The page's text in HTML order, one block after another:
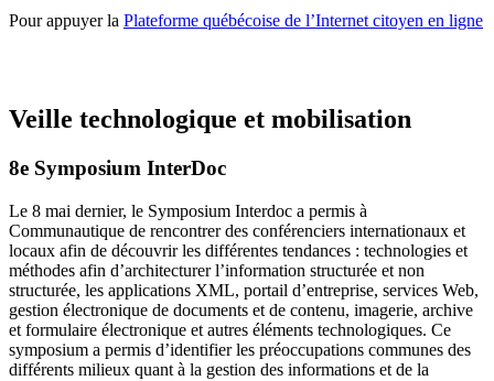
Pour appuyer la Plateforme québécoise de l’Internet citoyen en ligne
Veille technologique et mobilisation
8e Symposium InterDoc
Le 8 mai dernier, le Symposium Interdoc a permis à
Communautique de rencontrer des conférenciers internationaux et
locaux afin de découvrir les différentes tendances : technologies et
méthodes afin d’architecturer l’information structurée et non
structurée, les applications XML, portail d’entreprise, services Web,
gestion électronique de documents et de contenu, imagerie, archive
et formulaire électronique et autres éléments technologiques. Ce
symposium a permis d’identifier les préoccupations communes des
différents milieux quant à la gestion des informations et de la